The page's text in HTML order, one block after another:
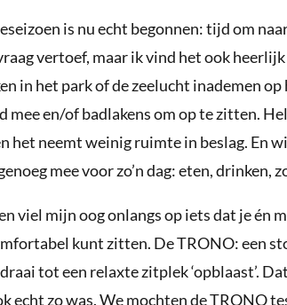
is nu echt begonnen: tijd om
vertoef, maar ik vind het ook
in het park of de zeelucht inademen
mee en/of badlakens om op te zitten.
het neemt weinig ruimte in beslag. En
mee voor zo’n dag: eten, drinken,
viel mijn oog onlangs op iets dat je én
kunt zitten. De TRONO: een
tot een relaxte zitplek ‘opblaast’.
echt zo was. We mochten de TRONO